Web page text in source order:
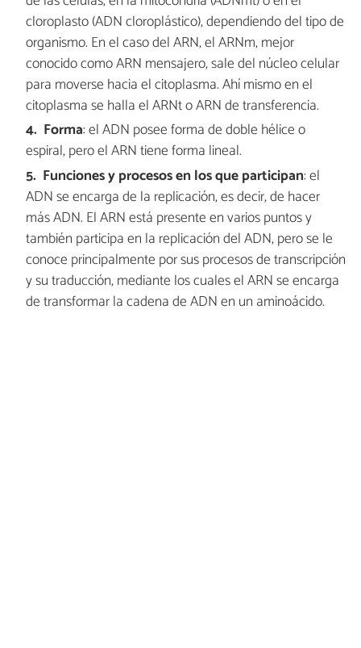
cloroplasto (ADN cloroplástico), dependiendo del tipo de
organismo. En el caso del ARN, el ARNm, mejor
conocido como ARN mensajero, sale del núcleo celular
para moverse hacia el citoplasma. Ahí mismo en el
citoplasma se halla el ARNt o ARN de transferencia.
Forma: el ADN posee forma de doble hélice o
espiral, pero el ARN tiene forma lineal.
Funciones y procesos en los que participan: el
ADN se encarga de la replicación, es decir, de hacer
más ADN. El ARN está presente en varios puntos y
también participa en la replicación del ADN, pero se le
conoce principalmente por sus procesos de transcripción
y su traducción, mediante los cuales el ARN se encarga
de transformar la cadena de ADN en un aminoácido.